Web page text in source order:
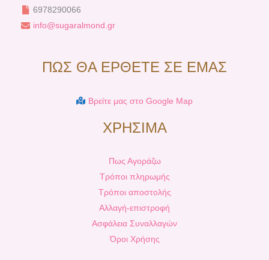
6978290066
info@sugaralmond.gr
ΠΩΣ ΘΑ ΕΡΘΕΤΕ ΣΕ ΕΜΑΣ
Βρείτε μας στο Google Map
ΧΡΗΣΙΜΑ
Πως Αγοράζω
Τρόποι πληρωμής
Τρόποι αποστολής
Αλλαγή-επιστροφή
Ασφάλεια Συναλλαγών
Όροι Χρήσης